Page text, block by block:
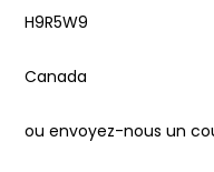
H9R5W9
Canada
ou envoyez-nous un